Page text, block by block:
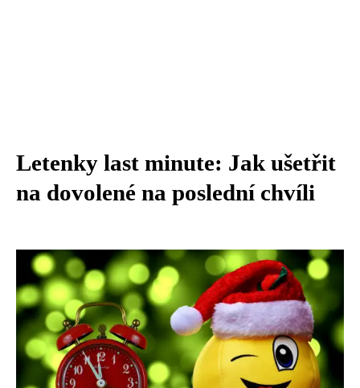
Letenky last minute: Jak ušetřit
na dovolené na poslední chvíli